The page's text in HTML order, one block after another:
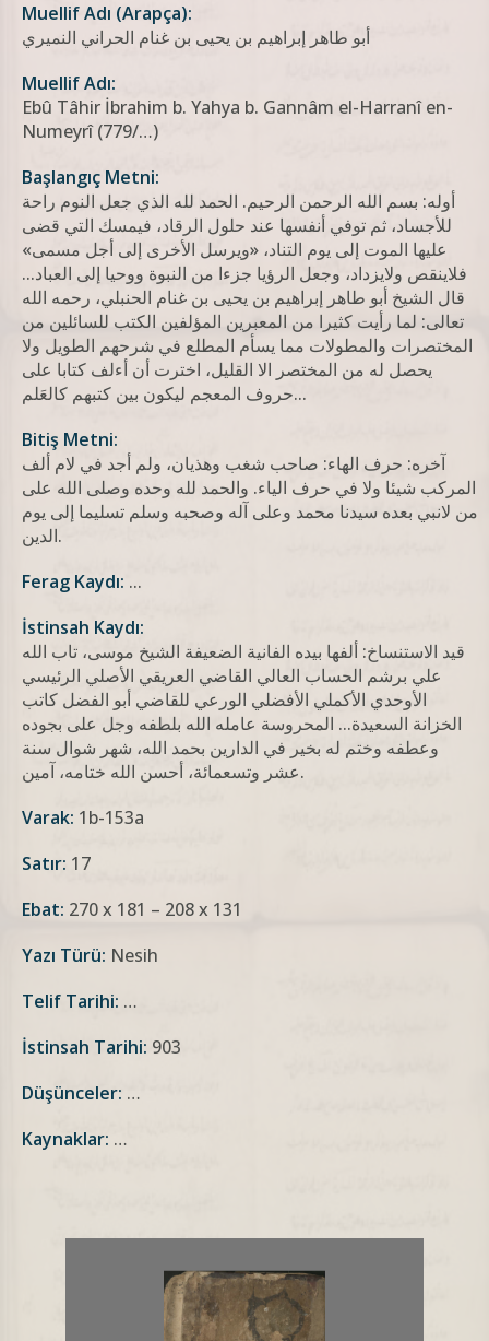
Muellif Adı (Arapça):
أبو طاهر إبراهيم بن يحيى بن غنام الحراني النميري
Muellif Adı:
Ebû Tâhir İbrahim b. Yahya b. Gannâm el-Harranî en-
Numeyrî (779/…)
Başlangıç Metni:
أوله: بسم الله الرحمن الرحيم. الحمد لله الذي جعل النوم راحة
للأجساد، ثم توفي أنفسها عند حلول الرقاد، فيمسك التي قضى
عليها الموت إلى يوم التناد، «ويرسل الأخرى إلى أجل مسمى»
فلاينقص ولايزداد، وجعل الرؤيا جزءا من النبوة ووحيا إلى العباد...
قال الشيخ أبو طاهر إبراهيم بن يحيى بن غنام الحنبلي، رحمه الله
تعالى: لما رأيت كثيرا من المعبرين المؤلفين الكتب للسائلين من
المختصرات والمطولات مما یسأم المطلع في شرحهم الطویل ولا
یحصل له من المختصر الا القلیل، اخترت أن أءلف کتابا علی
حروف المعجم لیکون بین کتبهم کالعَلم...
Bitiş Metni:
آخره: حرف الهاء: صاحب شغب وهذيان، ولم أجد في لام ألف
المركب شيئا ولا في حرف الياء. والحمد لله وحده وصلى الله على
من لانبي بعده سيدنا محمد وعلى آله وصحبه وسلم تسليما إلى يوم
الدين.
Ferag Kaydı: ...
İstinsah Kaydı:
قيد الاستنساخ: ألفها بيده الفانية الضعيفة الشيخ موسى، تاب الله
علي برشم الحساب العالي القاضي العریقي الأصلي الرئيسي
الأوحدي الأكملي الأفضلي الورعي للقاضي أبو الفضل كاتب
الخزانة السعيدة... المحروسة عامله الله بلطفه وجل علی بجوده
وعطفه وختم له بخير في الدارين بحمد الله، شهر شوال سنة
عشر وتسعمائة، أحسن الله ختامه، آمين.
Varak: 1b-153a
Satır: 17
Ebat: 270 x 181 – 208 x 131
Yazı Türü: Nesih
Telif Tarihi: …
İstinsah Tarihi: 903
Düşünceler: …
Kaynaklar: …